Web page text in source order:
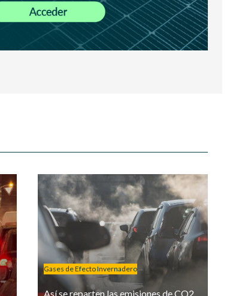
Gases de Efecto Invernadero
Así se reparten las emisiones de CO2